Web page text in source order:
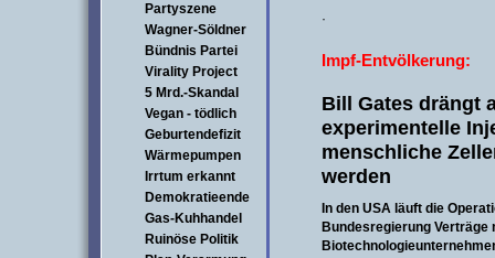
Partyszene
Wagner-Söldner
Bündnis Partei
Virality Project
5 Mrd.-Skandal
Vegan - tödlich
Geburtendefizit
Wärmepumpen
Irrtum erkannt
Demokratieende
Gas-Kuhhandel
Ruinöse Politik
·
Impf-Entvölkerung:
Bill Gates drängt
experimentelle
menschliche
werden
In den USA läuft die
Bundesregierung Verträge